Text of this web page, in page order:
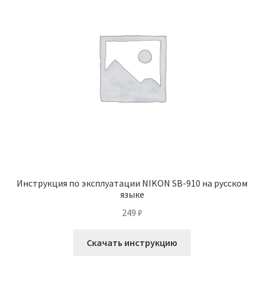
Инструкция по эксплуатации NIKON SB-910 на русском
языке
249 ₽
Скачать инструкцию